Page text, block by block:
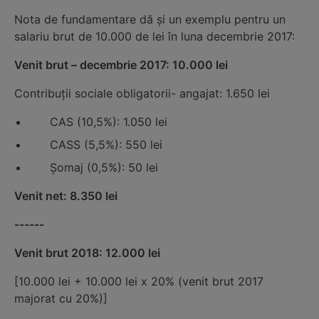
Nota de fundamentare dă și un exemplu pentru un
salariu brut de 10.000 de lei în luna decembrie 2017:
Venit brut – decembrie 2017: 10.000 lei
Contribuții sociale obligatorii- angajat: 1.650 lei
CAS (10,5%): 1.050 lei
CASS (5,5%): 550 lei
Șomaj (0,5%): 50 lei
Venit net: 8.350 lei
------
Venit brut 2018: 12.000 lei
[10.000 lei + 10.000 lei x 20% (venit brut 2017
majorat cu 20%)]